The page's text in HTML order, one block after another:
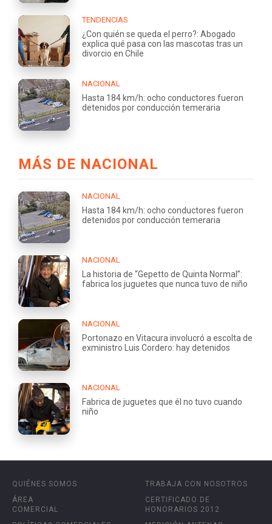
TENDENCIAS
¿Con quién se queda el perro?: Abogado
explica qué pasa con las mascotas tras un
divorcio en Chile
NACIONAL
Hasta 184 km/h: ocho conductores fueron
detenidos por conducción temeraria
MÁS DE NACIONAL
NACIONAL
Hasta 184 km/h: ocho conductores fueron
detenidos por conducción temeraria
NACIONAL
La historia de “Gepetto de Quinta Normal”:
fabrica los juguetes que nunca tuvo de niño
NACIONAL
Portonazo en Vitacura involucró a escolta de
exministro Luis Cordero: hay detenidos
NACIONAL
Fabrica de juguetes que él no tuvo cuando
niño
QUIÉNES SOMOS
ÁREA
COMERCIAL
TRABAJA CON NOSOTROS
CERTIFICADO DE
HONORARIOS 2012